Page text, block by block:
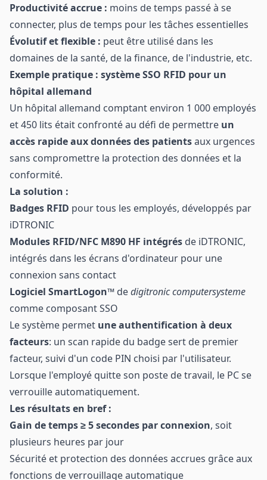
Productivité accrue : moins de temps passé à se
connecter, plus de temps pour les tâches essentielles
Évolutif et flexible : peut être utilisé dans les
domaines de la santé, de la finance, de l'industrie, etc.
Exemple pratique : système SSO RFID pour un
hôpital allemand
Un hôpital allemand comptant environ 1 000 employés
et 450 lits était confronté au défi de permettre un
accès rapide aux données des patientsaux urgences
sans compromettre la protection des données et la
conformité.
La solution :
Badges RFID pour tous les employés, développés par
iDTRONIC
Modules RFID/NFC M890 HF intégrés de iDTRONIC,
intégrés dans les écrans d'ordinateur pour une
connexion sans contact
Logiciel SmartLogon™ dedigitronic computersysteme
comme composant SSO
Le système permet une authentification à deux
facteurs: un scan rapide du badge sert de premier
facteur, suivi d'un code PIN choisi par l'utilisateur.
Lorsque l'employé quitte son poste de travail, le PC se
verrouille automatiquement.
Les résultats en bref :
Gain de temps ≥ 5 secondes par connexion, soit
plusieurs heures par jour
Sécurité et protection des données accrues grâce aux
fonctions de verrouillage automatique